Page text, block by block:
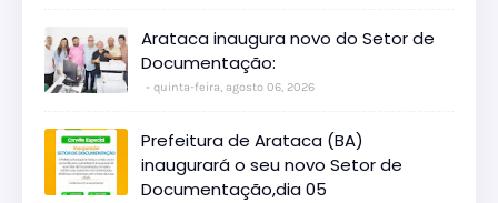
Arataca inaugura novo do Setor de
Documentação:
quinta-feira, agosto 06, 2026
Prefeitura de Arataca (BA)
inaugurará o seu novo Setor de
Documentação,dia 05